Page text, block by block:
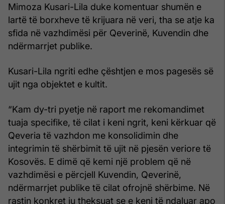
Mimoza Kusari-Lila duke komentuar shumën e
lartë të borxheve të krijuara në veri, tha se atje ka
sfida në vazhdimësi për Qeverinë, Kuvendin dhe
ndërmarrjet publike.
Kusari-Lila ngriti edhe çështjen e mos pagesës së
ujit nga objektet e kultit.
“Kam dy-tri pyetje në raport me rekomandimet
tuaja specifike, të cilat i keni ngrit, keni kërkuar që
Qeveria të vazhdon me konsolidimin dhe
integrimin të shërbimit të ujit në pjesën veriore të
Kosovës. E dimë që kemi një problem që në
vazhdimësi e përcjell Kuvendin, Qeverinë,
ndërmarrjet publike të cilat ofrojnë shërbime. Në
rastin konkret ju theksuat se e keni të ndaluar apo